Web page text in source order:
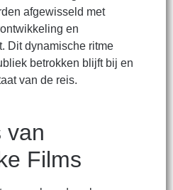
afgewisseld met
en
Dit dynamische ritme
betrokken blijft bij en
van de reis.
van
Films